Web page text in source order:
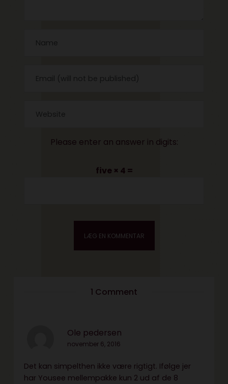
Please enter an answer in digits:
five × 4 =
1 Comment
Ole pedersen
november 6, 2016
Det kan simpelthen ikke være rigtigt. Ifølge jer
har Yousee mellempakke kun 2 ud af de 8